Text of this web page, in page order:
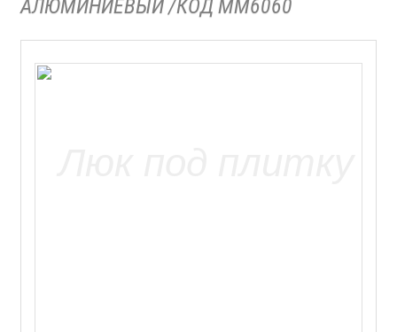
АЛЮМИНИЕВЫЙ /КОД ММ6060